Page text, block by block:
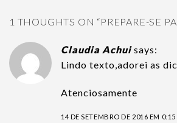
1 THOUGHTS ON “PREPARE-SE
Claudia Achui says:
Lindo texto,adorei as
Atenciosamente
14 DE SETEMBRO DE 2016 EM 0:15